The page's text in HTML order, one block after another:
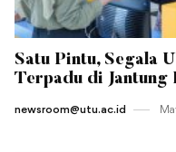
Satu Pintu, Segala
Terpadu di Jantung
newsroom@utu.ac.id